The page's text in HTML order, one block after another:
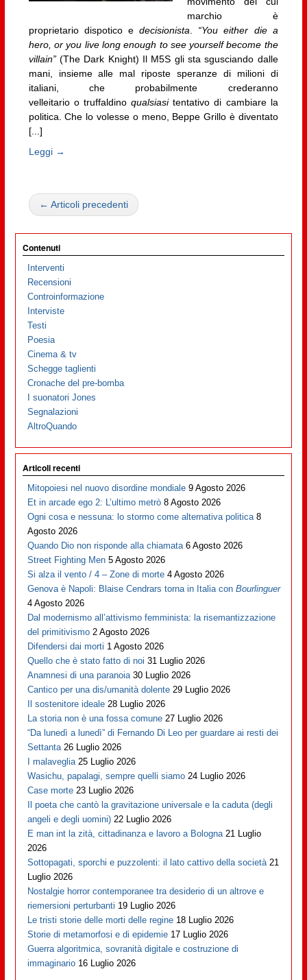
marchio è
proprietario dispotico edecisionista
“You either die a
hero, or you live long enough to see yourself become the
villain”(The Dark Knight) Il M5S gli sta sgusciando dalle
mani, insieme alle mal riposte speranze di milioni di
italiani, che probabilmente crederanno
velleitario o truffaldinoqualsiasitentativo di cambiare la
politica. Che lo volesse o meno, Beppe Grillo è diventato
[...]
Leggi →
← Articoli precedenti
Contenuti
Interventi
Recensioni
Controinformazione
Interviste
Testi
Poesia
Cinema & tv
Schegge taglienti
Cronache del pre-bomba
I suonatori Jones
Segnalazioni
AltroQuando
Articoli recenti
Mitopoiesi nel nuovo disordine mondiale 9 Agosto 2026
Et in arcade ego 2: L’ultimo metrò 8 Agosto 2026
Ogni cosa e nessuna: lo stormo come alternativa politica 8
Agosto 2026
Quando Dio non risponde alla chiamata 6 Agosto 2026
Street Fighting Men 5 Agosto 2026
Si alza il vento / 4 – Zone di morte 4 Agosto 2026
Genova è Napoli: Blaise Cendrars torna in Italia conBourlinguer
4 Agosto 2026
Dal modernismo all’attivismo femminista: la risemantizzazione
del primitivismo 2 Agosto 2026
Difendersi dai morti 1 Agosto 2026
Quello che è stato fatto di noi 31 Luglio 2026
Anamnesi di una paranoia 30 Luglio 2026
Cantico per una dis/umanità dolente 29 Luglio 2026
Il sostenitore ideale 28 Luglio 2026
La storia non è una fossa comune 27 Luglio 2026
“Da lunedì a lunedì” di Fernando Di Leo per guardare ai resti dei
Settanta 26 Luglio 2026
I malaveglia 25 Luglio 2026
Wasichu, papalagi, sempre quelli siamo 24 Luglio 2026
Case morte 23 Luglio 2026
Il poeta che cantò la gravitazione universale e la caduta (degli
angeli e degli uomini) 22 Luglio 2026
E man int la zità, cittadinanza e lavoro a Bologna 21 Luglio
2026
Sottopagati, sporchi e puzzolenti: il lato cattivo della società 21
Luglio 2026
Nostalgie horror contemporanee tra desiderio di un altrove e
riemersioni perturbanti 19 Luglio 2026
Le tristi storie delle morti delle regine 18 Luglio 2026
Storie di metamorfosi e di epidemie 17 Luglio 2026
Guerra algoritmica, sovranità digitale e costruzione di
immaginario 16 Luglio 2026